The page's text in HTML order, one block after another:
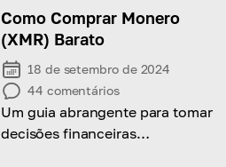
outras criptomoedas usando a
conta AliPay.
Como Comprar Monero
(XMR) Barato
18 de setembro de 2024
44 comentários
Um guia abrangente para tomar
decisões financeiras